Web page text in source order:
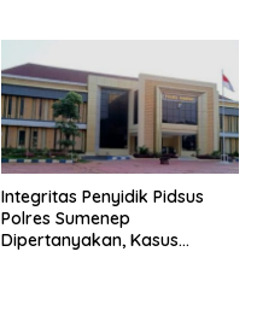
Integritas Penyidik Pidsus
Polres Sumenep
Dipertanyakan, Kasus